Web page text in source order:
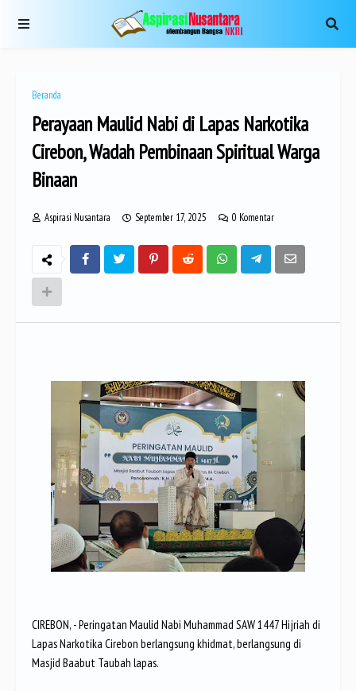
Beranda
Perayaan Maulid Nabi di Lapas Narkotika
Cirebon, Wadah Pembinaan Spiritual Warga
Binaan
Aspirasi Nusantara September 17, 2025 0 Komentar
CIREBON, - Peringatan Maulid Nabi Muhammad SAW 1447 Hijriah di
Lapas Narkotika Cirebon berlangsung khidmat, berlangsung di
Masjid Baabut Taubah lapas.